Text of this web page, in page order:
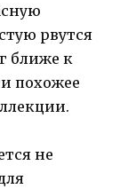
рвутся
ближе к
похожее
не